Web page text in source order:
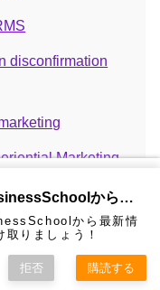
disconfirmation
Marketing
ーゲティング BTA
cycle
★カール
経営塾動
お問い合
わせ
★熱海風
水＆グリ
プライバ
カール経営塾CarlBusinessSchoolから通知を受け取る
から最新情
りましょう！
拒否 購読する